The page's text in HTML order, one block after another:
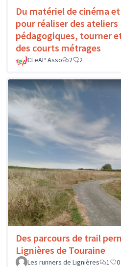
Du matériel de cinéma
pour réaliser des ateliers
pédagogiques, tourner
des courts métrages
CLeAP Asso 2 2
Des parcours de trail
Lignières de Touraine
Les runners de Lignières
1 0